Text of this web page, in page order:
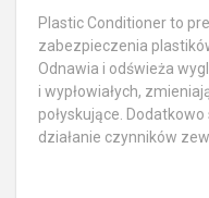
Plastic Conditioner to
zabezpieczenia
Odnawia i odświeża
i wypłowiałych,
połyskujące.
działanie czynników